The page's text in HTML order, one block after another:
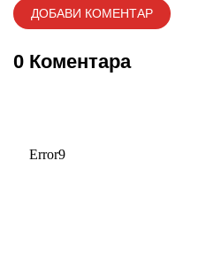
0 Коментара